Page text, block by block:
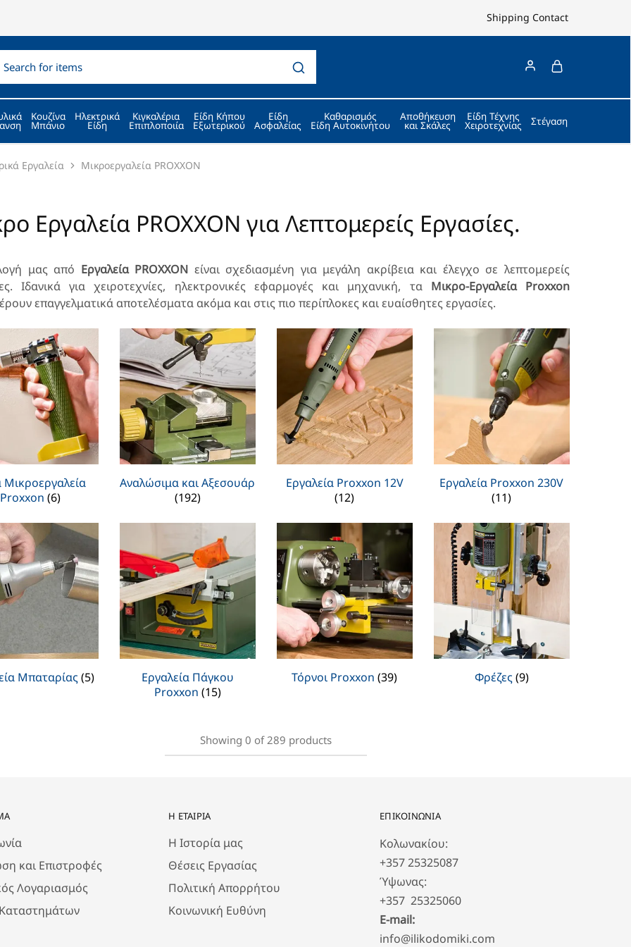
Shipping Contact
Κουζίνα
Μπάνιο
Ηλεκτρικά
Είδη
Κιγκαλέρια
Επιπλοποιία
Είδη Κήπου
Εξωτερικού
Είδη
Ασφαλείας
Καθαρισμός
Είδη Αυτοκινήτου
Αποθήκευση
και Σκάλες
Είδη Τέχνης
Χειροτεχνίας Στέγαση
Εργαλεία Μικροεργαλεία PROXXON
Εργαλεία PROXXON για Λεπτομερείς Εργασίες.
μας από Εργαλεία PROXXON είναι σχεδιασμένη για μεγάλη ακρίβεια και έλεγχο σε λεπτομερείς
Ιδανικά για χειροτεχνίες, ηλεκτρονικές εφαρμογές και μηχανική, τα Μικρο-Εργαλεία Proxxon
επαγγελματικά αποτελέσματα ακόμα και στις πιο περίπλοκες και ευαίσθητες εργασίες.
Μικροεργαλεία
Proxxon(6)
Αναλώσιμα και Αξεσουάρ
(192)
Εργαλεία Proxxon 12V
(12)
Εργαλεία Proxxon 230V
(11)
Μπαταρίας (5)
Εργαλεία Πάγκου
Proxxon (15)
Τόρνοι Proxxon(39) Φρέζες (9)
Showing 0 of289 products
και Επιστροφές
Λογαριασμός
Η ΕΤΑΙΡΊΑ
Η Ιστορία μας
Θέσεις Εργασίας
Πολιτική Απορρήτου
Κοινωνική Ευθύνη
ΕΠΙΚΟΙΝΩΝΙΑ
Κολωνακίου:
+357 25325087
Ύψωνας:
+357 25325060
E-mail:
info@ilikodomiki.com